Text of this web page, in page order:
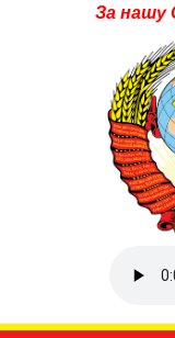
За нашу